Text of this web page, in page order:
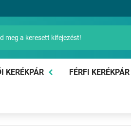
KERÉKPÁR FÉRFI KERÉKPÁR